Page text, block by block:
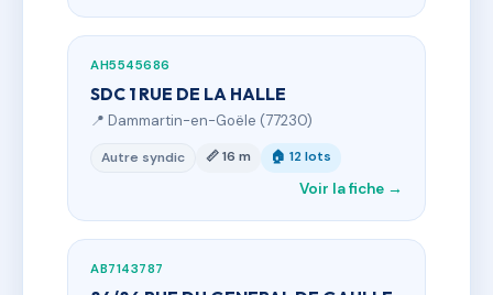
AH5545686
SDC 1 RUE DE LA HALLE
📍 Dammartin-en-Goële (77230)
Autre syndic 📏 16 m 🏠 12 lots
Voir la fiche →
AB7143787